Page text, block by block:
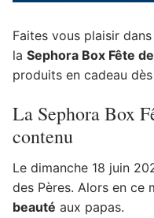
Faites vous plaisir
la Sephora Box Fête
produits en cadeau
La Sephora Box
contenu
Le dimanche 18 juin
des Pères. Alors en ce
beauté aux papas.